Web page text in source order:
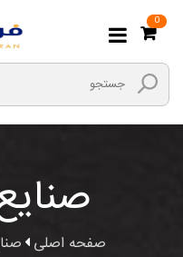
0
صفحه اصلی